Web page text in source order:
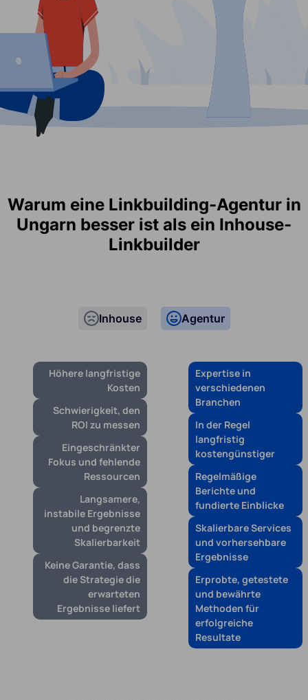
Warum eine Linkbuilding-Agentur in
Ungarn besser ist als ein Inhouse-
Linkbuilder
Inhouse
Höhere langfristige
Kosten
Schwierigkeit, den
ROI zu messen
Eingeschränkter
Fokus und fehlende
Ressourcen
Langsamere,
instabile Ergebnisse
und begrenzte
Skalierbarkeit
Keine Garantie, dass
die Strategie die
erwarteten
Ergebnisse liefert
Agentur
Expertise in
verschiedenen
Branchen
In der Regel
langfristig
kostengünstiger
Regelmäßige
Berichte und
fundierte Einblicke
Skalierbare Services
und vorhersehbare
Ergebnisse
Erprobte, getestete
und bewährte
Methoden für
erfolgreiche
Resultate